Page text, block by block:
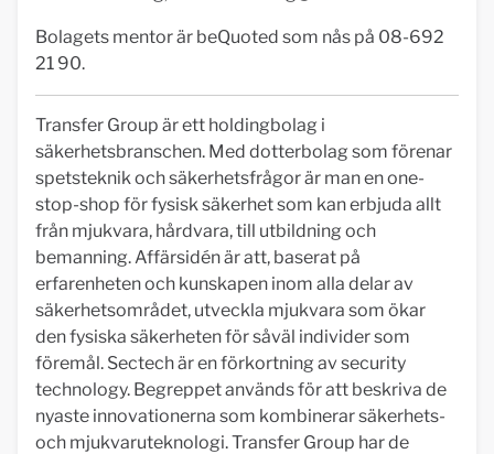
Bolagets mentor är beQuoted som nås på 08-692
21 90.
Transfer Group är ett holdingbolag i
säkerhetsbranschen. Med dotterbolag som förenar
spetsteknik och säkerhetsfrågor är man en one-
stop-shop för fysisk säkerhet som kan erbjuda allt
från mjukvara, hårdvara, till utbildning och
bemanning. Affärsidén är att, baserat på
erfarenheten och kunskapen inom alla delar av
säkerhetsområdet, utveckla mjukvara som ökar
den fysiska säkerheten för såväl individer som
föremål. Sectech är en förkortning av security
technology. Begreppet används för att beskriva de
nyaste innovationerna som kombinerar säkerhets-
och mjukvaruteknologi. Transfer Group har de